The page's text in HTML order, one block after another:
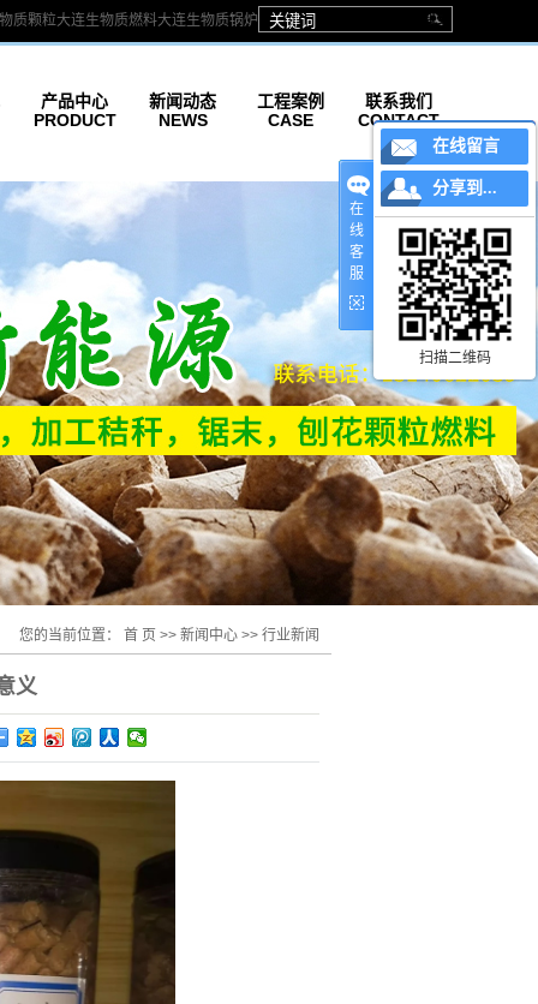
质颗粒大连生物质燃料大连生物质锅炉
产品中心
PRODUCT
颗粒机
新闻动态
NEWS
行业新闻
工程案例
CASE
联系我们
CONTACT
您的当前位置： 首 页 >> 新闻中心 >> 行业新闻
义
在
线
客
服
在线留言
分享到...
扫描二维码